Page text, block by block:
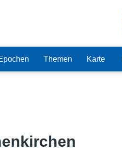
Themen Karte